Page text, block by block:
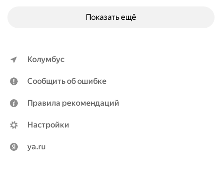
Показать ещё
Колумбус
Сообщить об ошибке
Правила рекомендаций
Настройки
ya.ru